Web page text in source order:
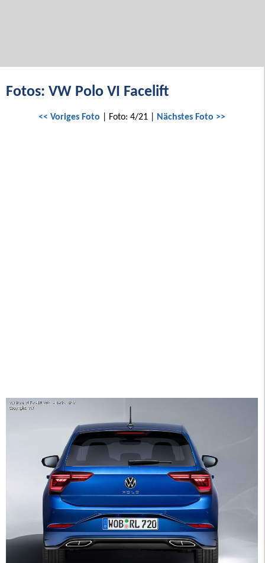
Fotos: VW Polo VI Facelift
<< Voriges Foto | Foto: 4/21 | Nächstes Foto >>